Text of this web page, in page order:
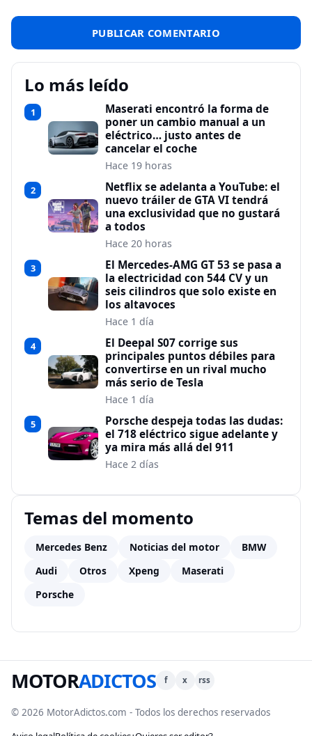
Lo más leído
1
Maserati encontró la forma de
poner un cambio manual a un
eléctrico… justo antes de
cancelar el coche
Hace 19 horas
2
Netflix se adelanta a YouTube: el
nuevo tráiler de GTA VI tendrá
una exclusividad que no gustará
a todos
Hace 20 horas
3
El Mercedes-AMG GT 53 se pasa a
la electricidad con 544 CV y un
seis cilindros que solo existe en
los altavoces
Hace 1 día
4
El Deepal S07 corrige sus
principales puntos débiles para
convertirse en un rival mucho
más serio de Tesla
Hace 1 día
5
Porsche despeja todas las dudas:
el 718 eléctrico sigue adelante y
ya mira más allá del 911
Hace 2 días
Temas del momento
Mercedes Benz Noticias del motor
BMW
Audi
Otros Xpeng
Maserati
Porsche
MOTORADICTOS f x rss
© 2026 MotorAdictos.com - Todos los derechos reservados